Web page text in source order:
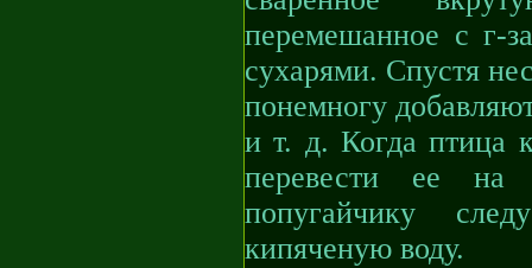
перемешанное с г-
сухарями. Спустя
понемногу
и т. д. Когда птица
перевести ее на
попугайчику
кипяченую воду.